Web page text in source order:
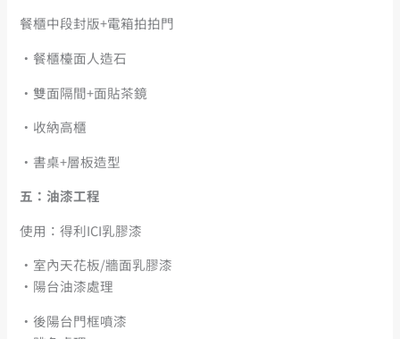
餐櫃中段封版+電箱拍拍門
・餐櫃檯面人造石
・雙面隔間+面貼茶鏡
・收納高櫃
・書桌+層板造型
五：油漆工程
使用：得利ICI乳膠漆
・室內天花板/牆面乳膠漆
・陽台油漆處理
・後陽台門框噴漆